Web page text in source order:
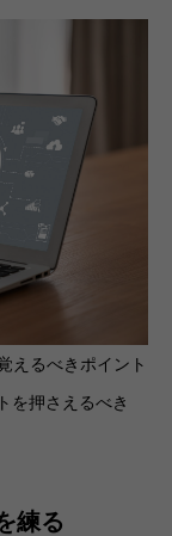
えるべきポイント
を押さえるべき
練る